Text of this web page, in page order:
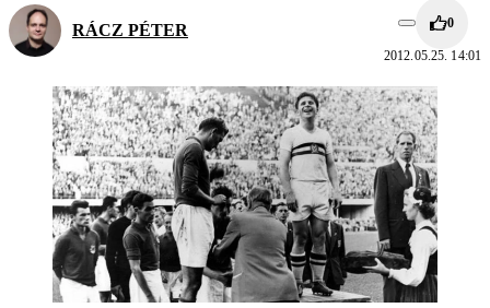
RÁCZ PÉTER 0
2012.05.25. 14:01